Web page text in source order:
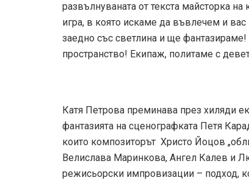
развълнуваната от текста майсторка
игра, в която искаме да въвлечем и
заедно със светлина и ще
пространство! Екипаж, политаме с
Катя Петрова преминава през хиляди
фантазията на сценографката Петя
които композиторът Христо Йоцов
Велислава Маринкова, Ангел Калев и
режисьорски импровизации – подход,